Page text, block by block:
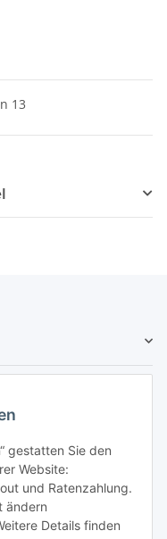
gestatten Sie den
Website:
und Ratenzahlung.
ändern
Details finden
13